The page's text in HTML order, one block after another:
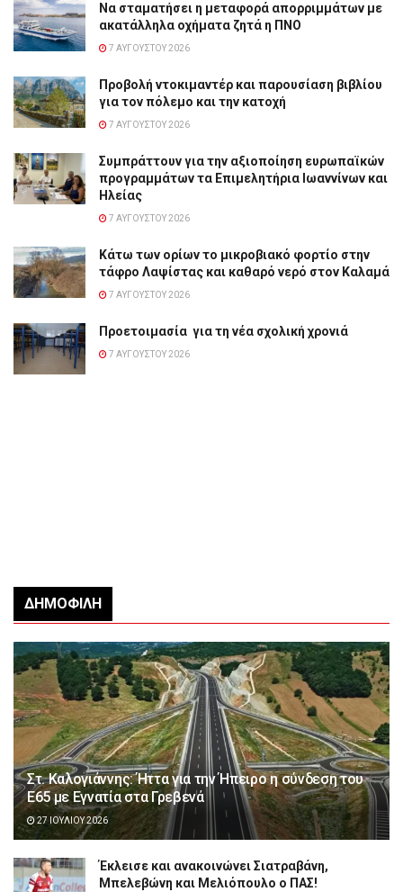
Να σταματήσει η μεταφορά απορριμμάτων με
ακατάλληλα οχήματα ζητά η ΠΝΟ
7 ΑΥΓΟΎΣΤΟΥ 2026
Προβολή ντοκιμαντέρ και παρουσίαση βιβλίου
για τον πόλεμο και την κατοχή
7 ΑΥΓΟΎΣΤΟΥ 2026
Συμπράττουν για την αξιοποίηση ευρωπαϊκών
προγραμμάτων τα Επιμελητήρια Ιωαννίνων και
Ηλείας
7 ΑΥΓΟΎΣΤΟΥ 2026
Κάτω των ορίων το μικροβιακό φορτίο στην
τάφρο Λαψίστας και καθαρό νερό στον Καλαμά
7 ΑΥΓΟΎΣΤΟΥ 2026
Προετοιμασία για τη νέα σχολική χρονιά
7 ΑΥΓΟΎΣΤΟΥ 2026
ΔΗΜΟΦΙΛΉ
Στ. Καλογιάννης: Ήττα για την Ήπειρο η σύνδεση του
Ε65 με Εγνατία στα Γρεβενά
27 ΙΟΥΛΊΟΥ 2026
Έκλεισε και ανακοινώνει Σιατραβάνη,
Μπελεβώνη και Μελιόπουλο ο ΠΑΣ!